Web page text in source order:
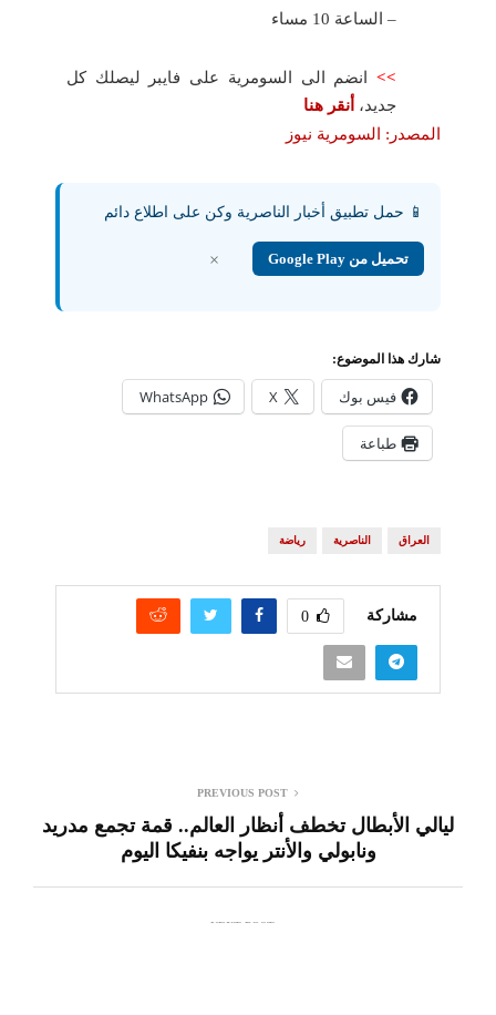
– الساعة 10 مساء
>> انضم الى السومرية على فايبر ليصلك كل
جديد، أنقر هنا
المصدر: السومرية نيوز
📱 حمل تطبيق أخبار الناصرية وكن على اطلاع دائم
تحميل من Google Play ×
شارك هذا الموضوع:
فيس بوك X
WhatsApp
طباعة
العراق الناصرية رياضة
مشاركة 0
PREVIOUS POST
ليالي الأبطال تخطف أنظار العالم.. قمة تجمع مدريد
ونابولي والأنتر يواجه بنفيكا اليوم
NEXT POST